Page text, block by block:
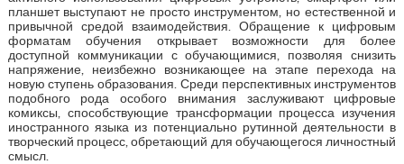
планшет выступают не просто инструментом, но естественной и
привычной средой взаимодействия. Обращение к цифровым
форматам обучения открывает возможности для более
доступной коммуникации с обучающимися, позволяя снизить
напряжение, неизбежно возникающее на этапе перехода на
новую ступень образования. Среди перспективных инструментов
подобного рода особого внимания заслуживают цифровые
комиксы, способствующие трансформации процесса изучения
иностранного языка из потенциально рутинной деятельности в
творческий процесс, обретающий для обучающегося личностный
смысл.